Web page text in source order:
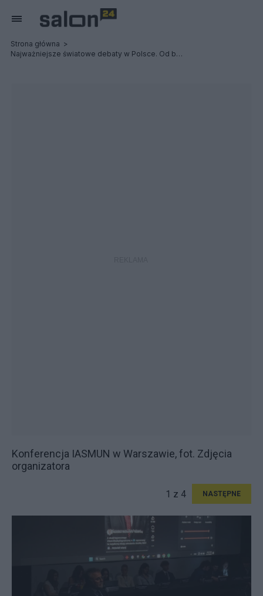
Strona główna
Najważniejsze światowe debaty w Polsce. Od bezpieczeństwa po zdrowie publiczne
Konferencja IASMUN w Warszawie, fot. Zdjęcia
organizatora
1 z 4 NASTĘPNE